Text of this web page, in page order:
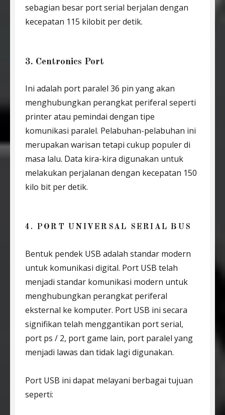
sebagian besar port serial berjalan dengan
kecepatan 115 kilobit per detik.
3. Centronics Port
Ini adalah port paralel 36 pin yang akan
menghubungkan perangkat periferal seperti
printer atau pemindai dengan tipe
komunikasi paralel. Pelabuhan-pelabuhan ini
merupakan warisan tetapi cukup populer di
masa lalu. Data kira-kira digunakan untuk
melakukan perjalanan dengan kecepatan 150
kilo bit per detik.
4. PORT UNIVERSAL SERIAL BUS
Bentuk pendek USB adalah standar modern
untuk komunikasi digital. Port USB telah
menjadi standar komunikasi modern untuk
menghubungkan perangkat periferal
eksternal ke komputer. Port USB ini secara
signifikan telah menggantikan port serial,
port ps / 2, port game lain, port paralel yang
menjadi lawas dan tidak lagi digunakan.
Port USB ini dapat melayani berbagai tujuan
seperti: